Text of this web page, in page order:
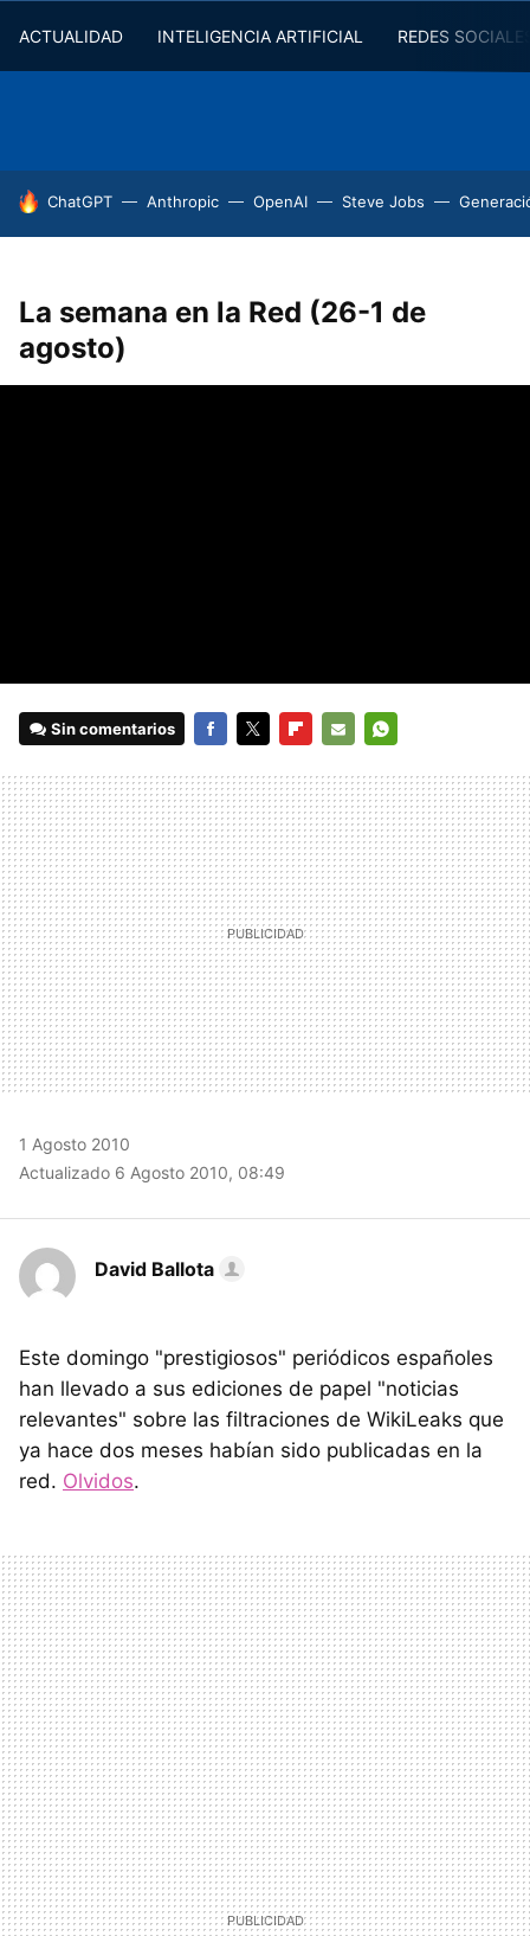
ACTUALIDAD INTELIGENCIA ARTIFICIAL REDES
HOY SE HABLA DE
ChatGPT Anthropic OpenAI Steve Jobs
La semana en la Red (26-1 de
agosto)
Sin comentarios
MAIL
1 Agosto 2010
Actualizado 6 Agosto 2010, 08:49
David Ballota
Este domingo "prestigiosos" periódicos españoles
han llevado a sus ediciones de papel "noticias
relevantes" sobre las filtraciones de WikiLeaks que
ya hace dos meses habían sido publicadas en la
red. Olvidos.